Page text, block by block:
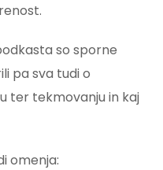
so sporne
pa sva tudi o
ter tekmovanju in kaj
omenja: